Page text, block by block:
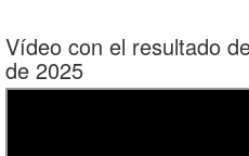
Vídeo con el resultado
de 2025